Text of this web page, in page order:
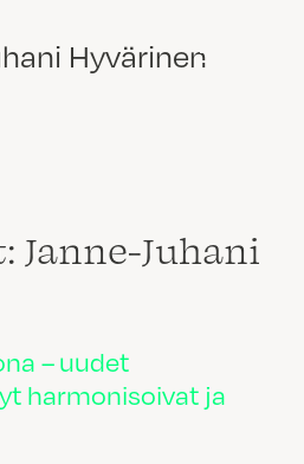
Hyvärinen
Juhani
– uudet
harmonisoivat ja